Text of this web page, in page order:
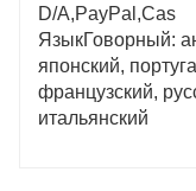
D/A,PayPal,Cas
ЯзыкГоворный:
японский,
французский,
итальянский